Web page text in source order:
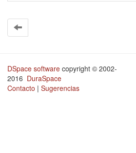
DSpace software copyright © 2002-
2016 DuraSpace
Contacto | Sugerencias